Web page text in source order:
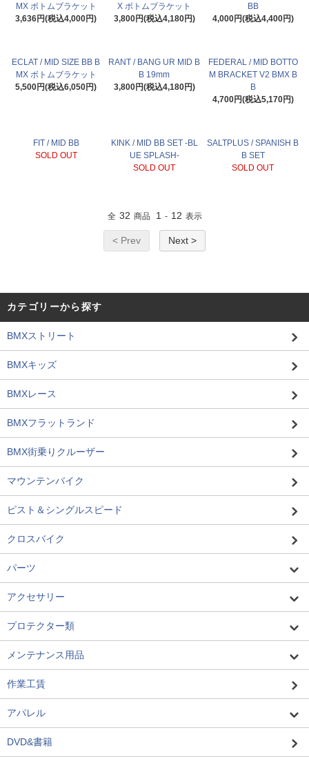
MX ボトムブラケット
3,636円(税込4,000円)
X ボトムブラケット
3,800円(税込4,180円)
BB
4,000円(税込4,400円)
ECLAT / MID SIZE BB B
MX ボトムブラケット
5,500円(税込6,050円)
RANT / BANG UR MID B
B 19mm
3,800円(税込4,180円)
FEDERAL / MID BOTTO
M BRACKET V2 BMX B
B
4,700円(税込5,170円)
FIT / MID BB
SOLD OUT
KINK / MID BB SET -BL
UE SPLASH-
SOLD OUT
SALTPLUS / SPANISH B
B SET
SOLD OUT
全 32 商品 1 - 12 表示
< Prev Next >
カテゴリーから探す
BMXストリート
BMXキッズ
BMXレース
BMXフラットランド
BMX街乗りクルーザー
マウンテンバイク
ピスト＆シングルスピード
クロスバイク
パーツ
アクセサリー
プロテクター類
メンテナンス用品
作業工賃
アパレル
DVD&書籍